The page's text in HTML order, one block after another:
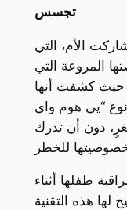
تجسس
الأم، التي
المروعة التي
حيث كشفت أنها
“يي هوم واي
دون أن تدرك
طفلها أثناء
هذه التقنية